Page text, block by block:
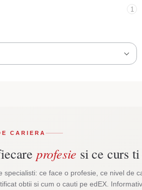
1
CARIERA
profesie si ce curs
specialisti: ce face o profesie, ce nivel de
obtii si cum o cauti pe edEX.